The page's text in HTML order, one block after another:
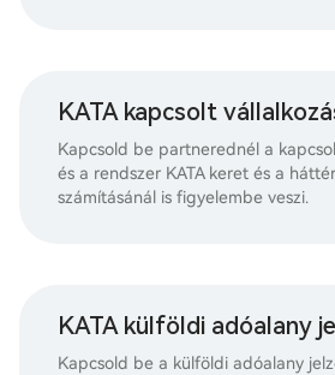
KATA kapcsolt
Kapcsold be partnerednél a
és a rendszer KATA keret és a
számításánál is figyelembe veszi.
KATA külföldi adóalany
Kapcsold be a külföldi adóalany